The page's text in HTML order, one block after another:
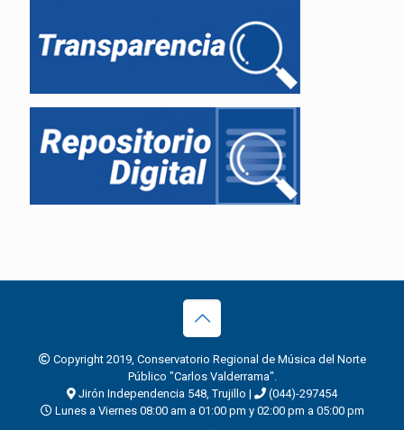
Copyright 2019, Conservatorio Regional de Música del Norte
Público "Carlos Valderrama".
Jirón Independencia 548, Trujillo |
(044)-297454
Lunes a Viernes 08:00 am a 01:00 pm y 02:00 pm a 05:00 pm